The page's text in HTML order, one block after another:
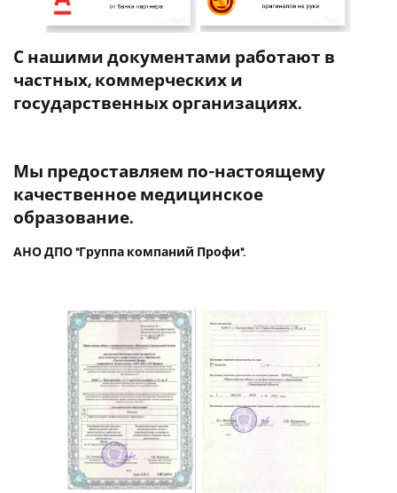
С нашими документами работают в
частных, коммерческих и
государственных организациях.
Мы предоставляем по-настоящему
качественное медицинское
образование.
АНО ДПО "Группа компаний Профи".